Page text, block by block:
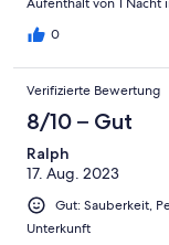
0
Verifizierte Bewertung
8/10 – Gut
Ralph
17. Aug. 2023
Gut: Sauberkeit,
Unterkunft